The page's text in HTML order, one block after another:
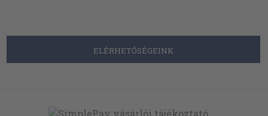
ELÉRHETŐSÉGEINK